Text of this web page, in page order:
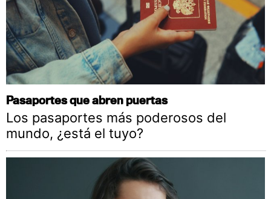
Pasaportes que abren puertas
Los pasaportes más poderosos del
mundo, ¿está el tuyo?